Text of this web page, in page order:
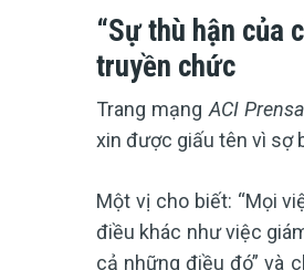
“Sự thù hận của
truyền chức
Trang mạngACI Prensa
xin được giấu tên vì sợ
Một vị cho biết: “Mọi
điều khác như việc
cả những điều đó” và